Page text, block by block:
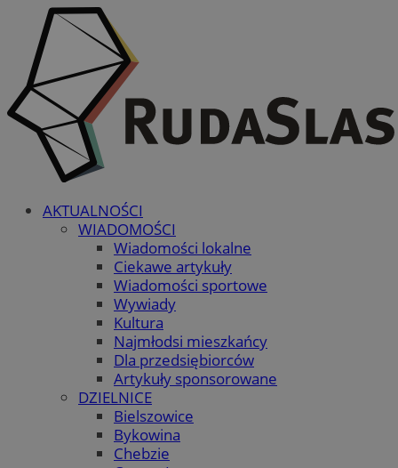
AKTUALNOŚCI
WIADOMOŚCI
Wiadomości lokalne
Ciekawe artykuły
Wiadomości sportowe
Wywiady
Kultura
Najmłodsi mieszkańcy
Dla przedsiębiorców
Artykuły sponsorowane
DZIELNICE
Bielszowice
Bykowina
Chebzie